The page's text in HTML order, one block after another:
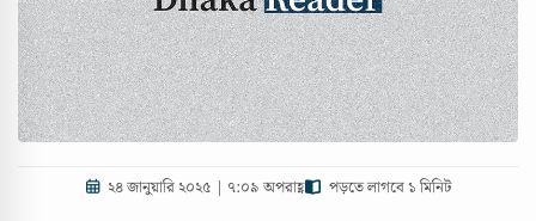
২৪ জানুয়ারি ২০২৫ | ৭:০৯ অপরাহ্ণ পড়তে লাগবে ১ মিনিট